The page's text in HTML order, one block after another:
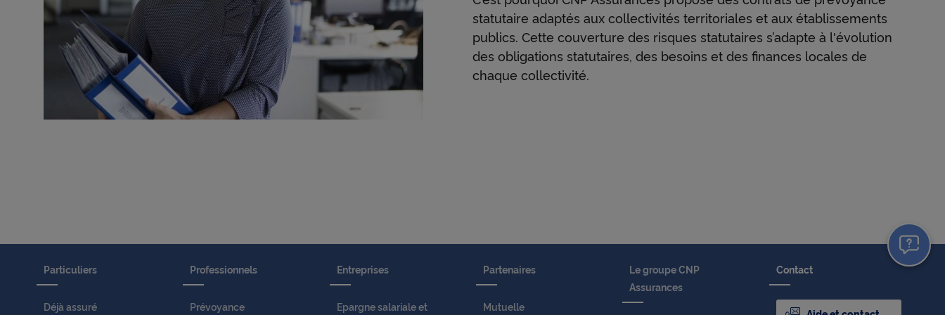
l
e
statutaire adaptés aux collectivités territoriales et aux établissements
publics. Cette couverture des risques statutaires s’adapte à l'évolution
des obligations statutaires, des besoins et des finances locales de
chaque collectivité.
Particuliers
Déjà assuré
Professionnels
Prévoyance
Entreprises
Epargne salariale et
Partenaires
Mutuelle
Le groupe CNP
Assurances
Contact